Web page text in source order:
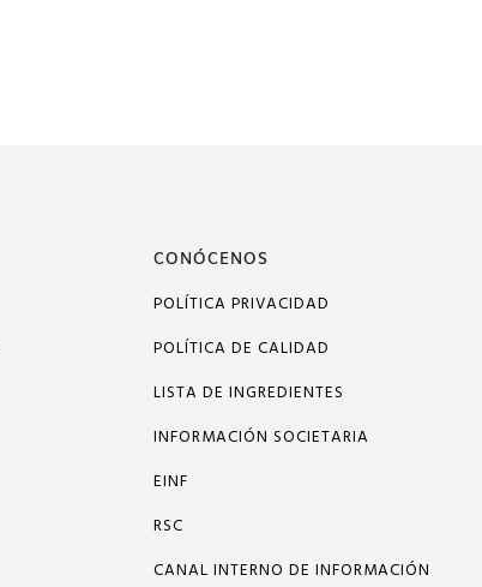
CONÓCENOS
POLÍTICA PRIVACIDAD
POLÍTICA DE CALIDAD
LISTA DE INGREDIENTES
INFORMACIÓN SOCIETARIA
EINF
RSC
CANAL INTERNO DE INFORMACIÓN